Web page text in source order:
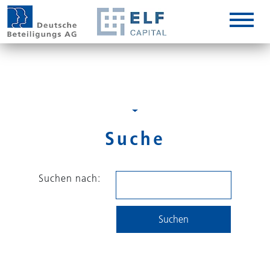
Suche
Suchen nach: